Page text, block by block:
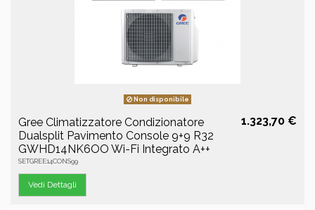
Non disponibile
Gree Climatizzatore Condizionatore
Dualsplit Pavimento Console 9+9 R32
GWHD14NK6OO Wi-Fi Integrato A++
SETGREE14CONS99
1.323,70 €
Vedi Dettagli